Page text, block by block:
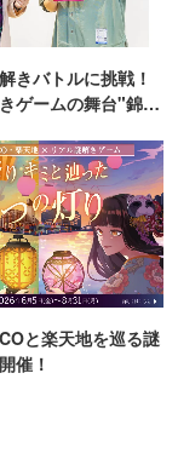
きバトルに挑戦！
ゲームの舞台"錦糸
と楽天地を巡る謎
催！